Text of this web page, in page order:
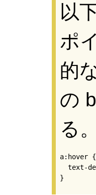
以
ポ
的
の
る。
a:hover
text-
}